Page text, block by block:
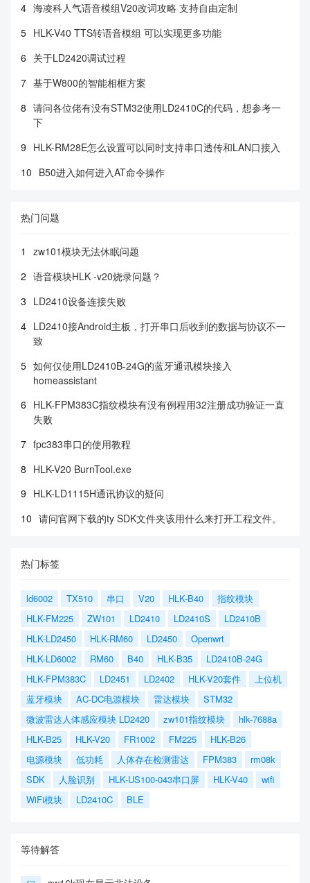
4 海凌科人气语音模组V20改词攻略 支持自由定制
5 HLK-V40 TTS转语音模组 可以实现更多功能
6 关于LD2420调试过程
7 基于W800的智能相框方案
8 请问各位佬有没有STM32使用LD2410C的代码，想参考一
下
9 HLK-RM28E怎么设置可以同时支持串口透传和LAN口接入
10 B50进入如何进入AT命令操作
热门问题
1
zw101模块无法休眠问题
2 语音模块HLK -v20烧录问题？
3 LD2410设备连接失败
4 LD2410接Android主板，打开串口后收到的数据与协议不一
致
5 如何仅使用LD2410B-24G的蓝牙通讯模块接入
homeassistant
6 HLK-FPM383C指纹模块有没有例程用32注册成功验证一直
失败
7 fpc383串口的使用教程
8 HLK-V20 BurnTool.exe
9 HLK-LD1115H通讯协议的疑问
10 请问官网下载的ty SDK文件夹该用什么来打开工程文件。
热门标签
ld6002 TX510 串口 V20 HLK-B40
指纹模块
HLK-FM225
ZW101 LD2410 LD2410S
LD2410B
HLK-LD2450
HLK-RM60 LD2450
Openwrt
HLK-LD6002
RM60 B40 HLK-B35
LD2410B-24G
HLK-FPM383C
LD2451 LD2402 HLK-V20套件
上位机
蓝牙模块
AC-DC电源模块 雷达模块
STM32
微波雷达人体感应模块 LD2420
zw101指纹模块
hlk-7688a
HLK-B25
HLK-V20 FR1002 FM225
HLK-B26
电源模块
低功耗 人体存在检测雷达 FPM383
rm08k
SDK
人脸识别 HLK-US100-043串口屏 HLK-V40
wifi
WiFi模块
LD2410C BLE
等待解答